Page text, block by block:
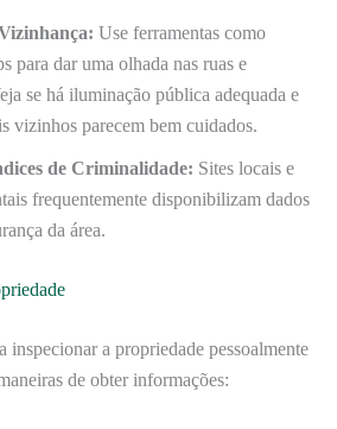
Use ferramentas como
para dar uma olhada nas ruas e
se há iluminação pública adequada e
vizinhos parecem bem cuidados.
de Criminalidade: Sites locais e
frequentemente disponibilizam dados
da área.
inspecionar a propriedade pessoalmente
de obter informações: